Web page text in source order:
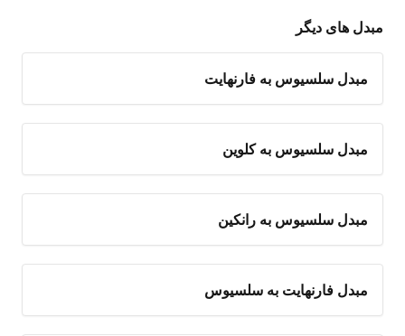
مبدل های دیگر
مبدل سلسیوس به فارنهایت
مبدل سلسیوس به کلوین
مبدل سلسیوس به رانکین
مبدل فارنهایت به سلسیوس